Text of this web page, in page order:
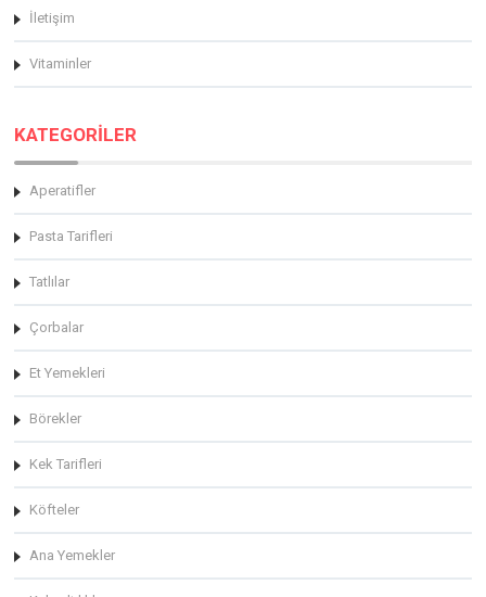
İletişim
Vitaminler
KATEGORİLER
Aperatifler
Pasta Tarifleri
Tatlılar
Çorbalar
Et Yemekleri
Börekler
Kek Tarifleri
Köfteler
Ana Yemekler